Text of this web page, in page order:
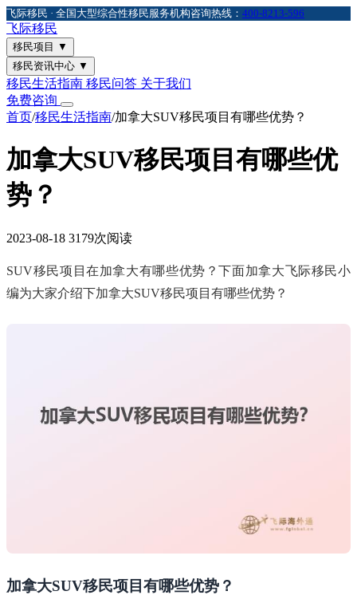
飞际移民 · 全国大型综合性移民服务机构咨询热线： 400-8213-596
飞际移民
移民项目 ▼
移民资讯中心 ▼
移民生活指南 移民问答 关于我们
免费咨询
首页/移民生活指南/加拿大SUV移民项目有哪些优势？
加拿大SUV移民项目有哪些优
势？
2023-08-18 3179次阅读
SUV移民项目在加拿大有哪些优势？下面加拿大飞际移民小
编为大家介绍下加拿大SUV移民项目有哪些优势？
加拿大SUV移民项目有哪些优势？